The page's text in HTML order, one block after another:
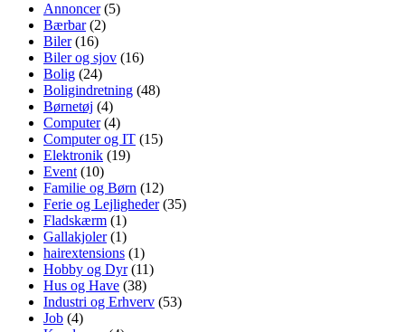
Annoncer(5)
Bærbar(2)
Biler(16)
Biler og sjov (16)
Bolig (24)
Boligindretning (48)
Børnetøj (4)
Computer(4)
Computer og IT (15)
Elektronik (19)
Event (10)
Familie og Børn (12)
Ferie og Lejligheder(35)
Fladskærm (1)
Gallakjoler(1)
hairextensions (1)
Hobby og Dyr(11)
Hus og Have (38)
Industri og Erhverv (53)
Job (4)